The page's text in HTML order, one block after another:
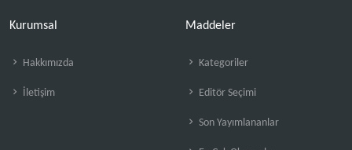
Kurumsal
Hakkımızda
İletişim
Maddeler
Kategoriler
Editör Seçimi
Son Yayımlananlar